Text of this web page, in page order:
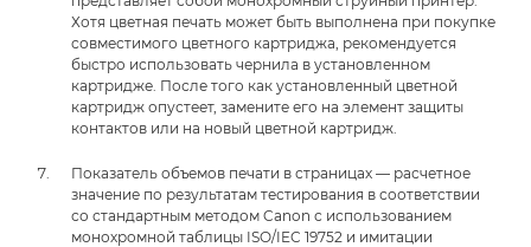
Хотя цветная печать может быть выполнена при покупке
совместимого цветного картриджа, рекомендуется
быстро использовать чернила в установленном
картридже. После того как установленный цветной
картридж опустеет, замените его на элемент защиты
контактов или на новый цветной картридж.
Показатель объемов печати в страницах — расчетное
значение по результатам тестирования в соответствии
со стандартным методом Canon с использованием
монохромной таблицы ISO/IEC 19752 и имитации